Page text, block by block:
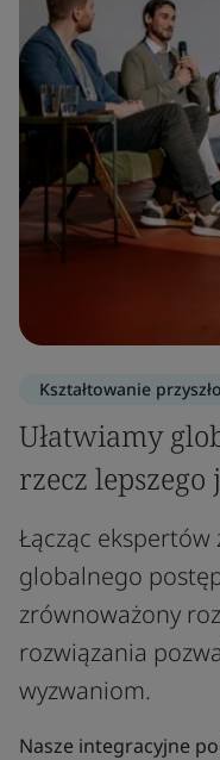
Kształtowanie
Ułatwiamy
rzecz
Łącząc ekspertów
globalnego
zrównoważony
rozwiązania
wyzwaniom.
Nasze integracyjne